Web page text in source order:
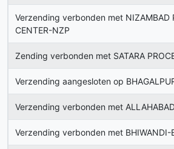
Verzending verbonden met NIZAMBAD
CENTER-NZP
Zending verbonden met SATARA
Verzending aangesloten op
Verzending verbonden met
Verzending verbonden met BHIWANDI-